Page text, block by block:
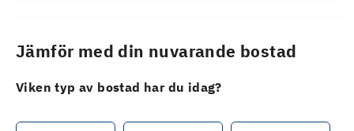
Jämför med din nuvarande bostad
Viken typ av bostad har du idag?